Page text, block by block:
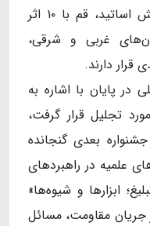
جایگاه‌های بعدی هستند. در بخش اساتید، قم با ۱۰ اثر
غربی و شرقی،
قرار دارند.
در پایان با اشاره به
بخش ویژه نیز ۶۹ اثر مورد تجلیل قرار گرفت،
بعدی گنجانده
علمیه در راهبردهای
ابزارها و شیوه‌ها»
جریان مقاومت، مسائل